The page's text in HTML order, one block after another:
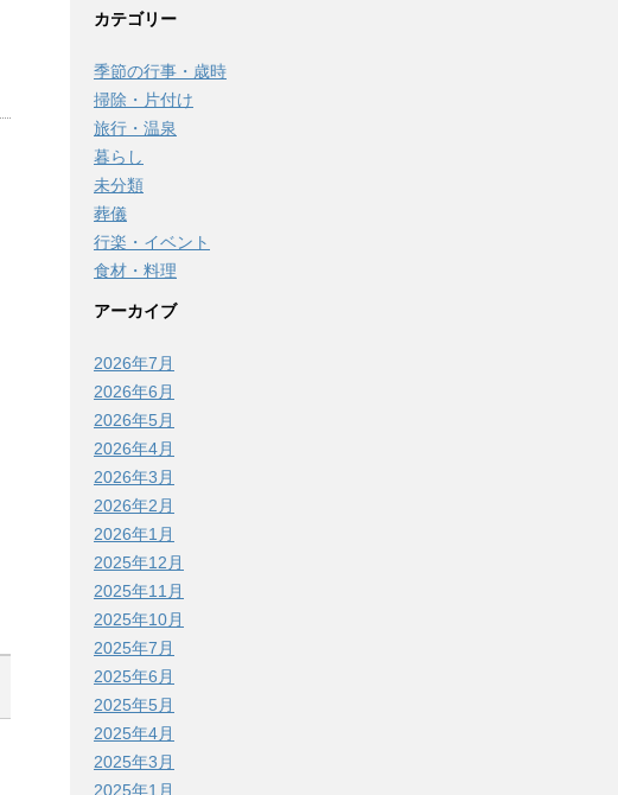
カテゴリー
季節の行事・歳時
掃除・片付け
旅行・温泉
暮らし
未分類
葬儀
行楽・イベント
食材・料理
アーカイブ
2026年7月
2026年6月
2026年5月
2026年4月
2026年3月
2026年2月
2026年1月
2025年12月
2025年11月
2025年10月
2025年7月
2025年6月
2025年5月
2025年4月
2025年3月
2025年1月